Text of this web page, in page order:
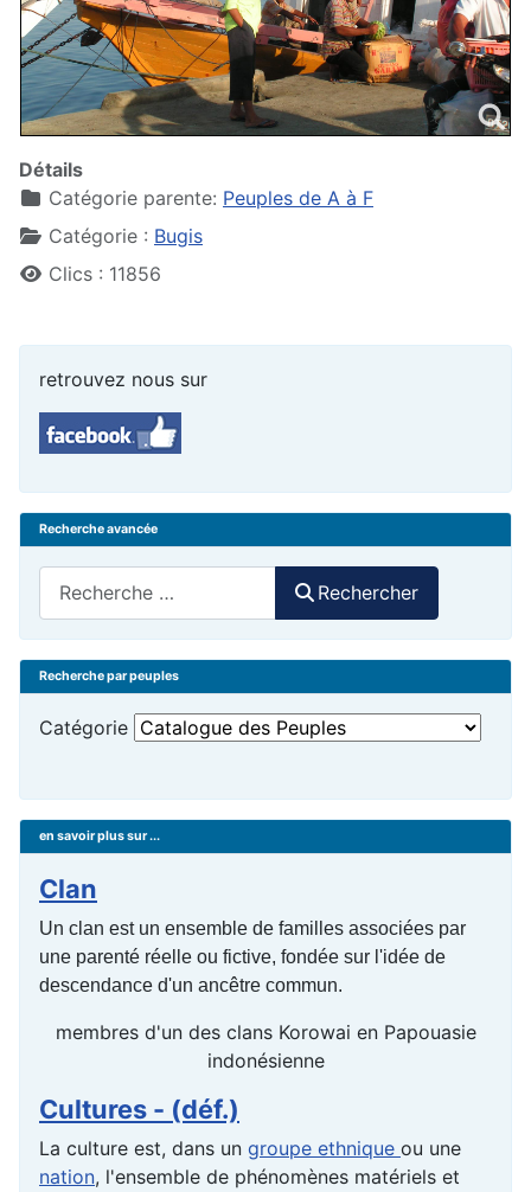
Détails
Catégorie parente: Peuples de A à F
Catégorie : Bugis
Clics : 11856
retrouvez nous sur
Recherche avancée
Rechercher
Recherche par peuples
Catégorie
en savoir plus sur ...
Clan
Un clan est un ensemble de familles associées par
une parenté réelle ou fictive, fondée sur l'idée de
descendance d'un ancêtre commun.
membres d'un des clans Korowai en Papouasie
indonésienne
Cultures - (déf.)
La culture est, dans un groupe ethnique ou une
nation, l'ensemble de phénomènes matériels et